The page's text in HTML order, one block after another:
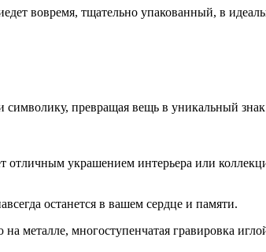
вовремя, тщательно упакованный, в
превращая вещь в уникальный знак
отличным украшением интерьера или
останется в вашем сердце и памяти.
металле, многоступенчатая гравировка